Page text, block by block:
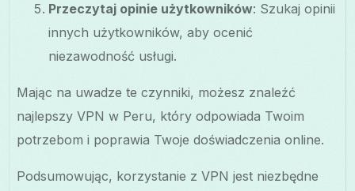
Przeczytaj opinie użytkowników: Szukaj opinii
innych użytkowników, aby ocenić
niezawodność usługi.
Mając na uwadze te czynniki, możesz znaleźć
najlepszy VPN w Peru, który odpowiada Twoim
potrzebom i poprawia Twoje doświadczenia online.
Podsumowując, korzystanie z VPN jest niezbędne